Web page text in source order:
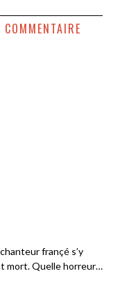
françé s’y
mort. Quelle horreur…